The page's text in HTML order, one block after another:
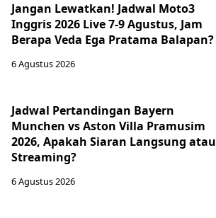
Jangan Lewatkan! Jadwal Moto3
Inggris 2026 Live 7-9 Agustus, Jam
Berapa Veda Ega Pratama Balapan?
6 Agustus 2026
Jadwal Pertandingan Bayern
Munchen vs Aston Villa Pramusim
2026, Apakah Siaran Langsung atau
Streaming?
6 Agustus 2026